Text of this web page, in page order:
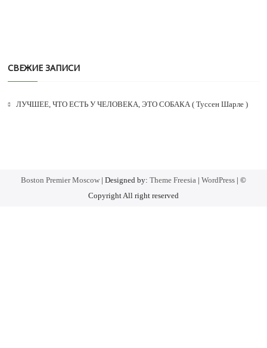
СВЕЖИЕ ЗАПИСИ
ЛУЧШЕЕ, ЧТО ЕСТЬ У ЧЕЛОВЕКА, ЭТО СОБАКА ( Туссен Шарле )
Boston Premier Moscow| Designed by: Theme Freesia| WordPress| ©
Copyright All right reserved